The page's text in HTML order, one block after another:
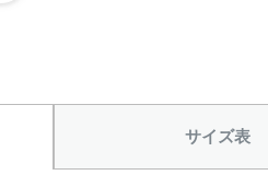
サイズ表